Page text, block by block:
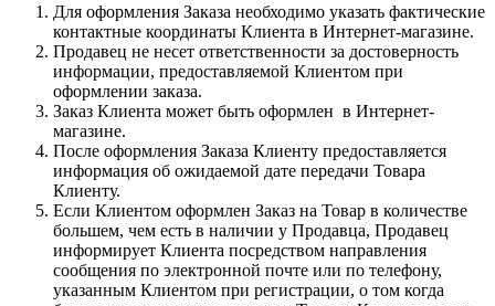
Для оформления Заказа необходимо указать фактические
контактные координаты Клиента в Интернет-магазине.
Продавец не несет ответственности за достоверность
информации, предоставляемой Клиентом при
оформлении заказа.
Заказ Клиента может быть оформлен в Интернет-
магазине.
После оформления Заказа Клиенту предоставляется
информация об ожидаемой дате передачи Товара
Клиенту.
Если Клиентом оформлен Заказ на Товар в количестве
большем, чем есть в наличии у Продавца, Продавец
информирует Клиента посредством направления
сообщения по электронной почте или по телефону,
указанным Клиентом при регистрации, о том когда